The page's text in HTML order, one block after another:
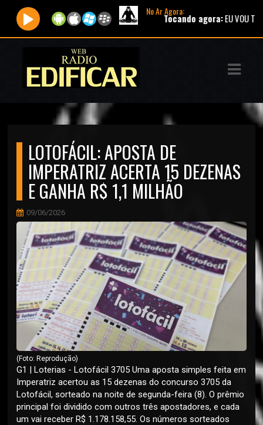
No Ar Agora:
Tocando agora:EU VOU
LOTOFÁCIL: APOSTA DE
IMPERATRIZ ACERTA 15 DEZENAS
E GANHA R$ 1,1 MILHÃO
09/06/2026
(Foto: Reprodução)
G1 | Loterias - Lotofácil 3705 Uma aposta simples feita em
Imperatriz acertou as 15 dezenas do concurso 3705 da
Lotofácil, sorteado na noite de segunda-feira (8). O prêmio
principal foi dividido com outros três apostadores, e cada
um vai receber R$ 1.178.158,55. Os números sorteados